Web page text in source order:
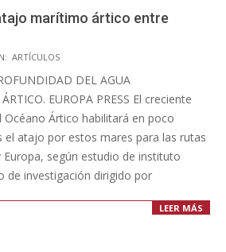
marítimo ártico entre
ARTÍCULOS
DEL AGUA
EUROPA PRESS El creciente
Océano Ártico habilitará en poco
atajo por estos mares para las rutas
según estudio de instituto
de investigación dirigido por
LEER MÁS